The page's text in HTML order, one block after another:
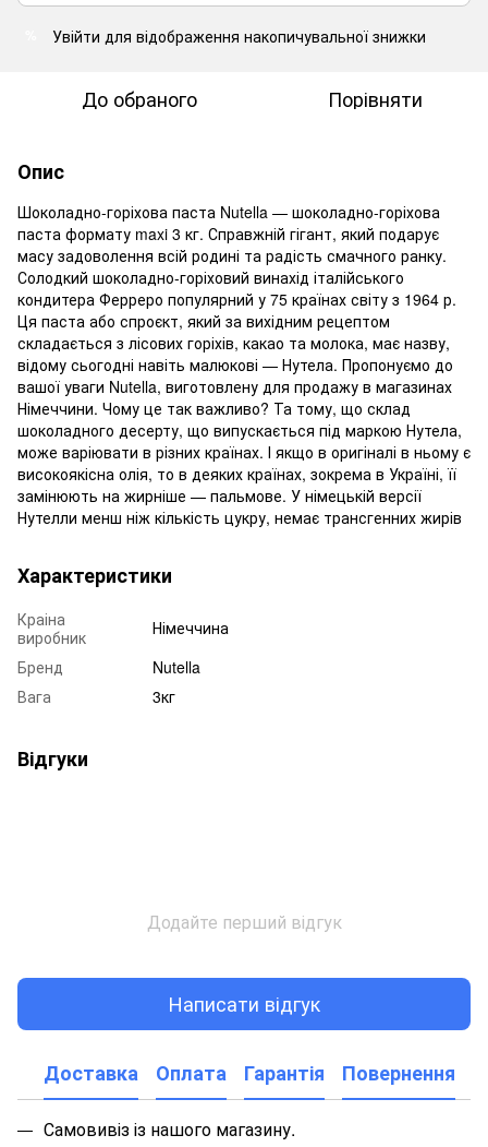
Увійти для відображення накопичувальної знижки
До обраного Порівняти
Опис
Шоколадно-горіхова паста Nutella — шоколадно-горіхова
паста формату maxi 3 кг. Справжній гігант, який подарує
масу задоволення всій родині та радість смачного ранку.
Солодкий шоколадно-горіховий винахід італійського
кондитера Ферреро популярний у 75 країнах світу з 1964 р.
Ця паста або спроєкт, який за вихідним рецептом
складається з лісових горіхів, какао та молока, має назву,
відому сьогодні навіть малюкові — Нутела. Пропонуємо до
вашої уваги Nutella, виготовлену для продажу в магазинах
Німеччини. Чому це так важливо? Та тому, що склад
шоколадного десерту, що випускається під маркою Нутела,
може варіювати в різних країнах. І якщо в оригіналі в ньому є
високоякісна олія, то в деяких країнах, зокрема в Україні, її
замінюють на жирніше — пальмове. У німецькій версії
Нутелли менш ніж кількість цукру, немає трансгенних жирів
Характеристики
Краіна
виробник
Німеччина
Бренд
Nutella
Вага
3кг
Відгуки
Додайте перший відгук
Написати відгук
Доставка Оплата Гарантія Повернення
Самовивіз із нашого магазину.